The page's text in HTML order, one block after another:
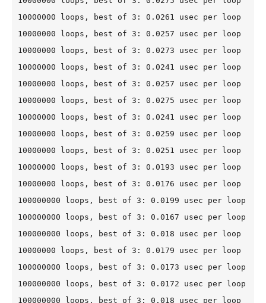
10000000 loops, best of 3: 0.0261 usec per loop
10000000 loops, best of 3: 0.0257 usec per loop
10000000 loops, best of 3: 0.0273 usec per loop
10000000 loops, best of 3: 0.0241 usec per loop
10000000 loops, best of 3: 0.0257 usec per loop
10000000 loops, best of 3: 0.0275 usec per loop
10000000 loops, best of 3: 0.0241 usec per loop
10000000 loops, best of 3: 0.0259 usec per loop
10000000 loops, best of 3: 0.0251 usec per loop
10000000 loops, best of 3: 0.0193 usec per loop
10000000 loops, best of 3: 0.0176 usec per loop
100000000 loops, best of 3: 0.0199 usec per loop
100000000 loops, best of 3: 0.0167 usec per loop
100000000 loops, best of 3: 0.018 usec per loop
10000000 loops, best of 3: 0.0179 usec per loop
100000000 loops, best of 3: 0.0173 usec per loop
100000000 loops, best of 3: 0.0172 usec per loop
100000000 loops, best of 3: 0.018 usec per loop